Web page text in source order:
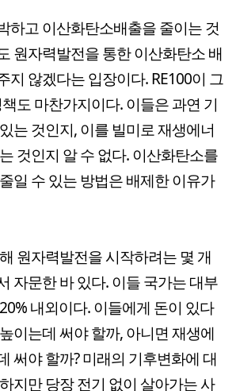
하고 이산화탄소배출을 줄이는 것
원자력발전을 통한 이산화탄소 배
지 않겠다는 입장이다. RE100이 그
도 마찬가지이다. 이들은 과연 기
는 것인지, 이를 빌미로 재생에너
것인지 알 수 없다. 이산화탄소를
일 수 있는 방법은 배제한 이유가
원자력발전을 시작하려는 몇 개
자문한 바 있다. 이들 국가는 대부
내외이다. 이들에게 돈이 있다
이는데 써야 할까, 아니면 재생에
써야 할까? 미래의 기후변화에 대
지만 당장 전기 없이 살아가는 사